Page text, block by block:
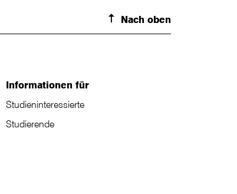
Nach oben
Informationen für
Studieninteressierte
Studierende